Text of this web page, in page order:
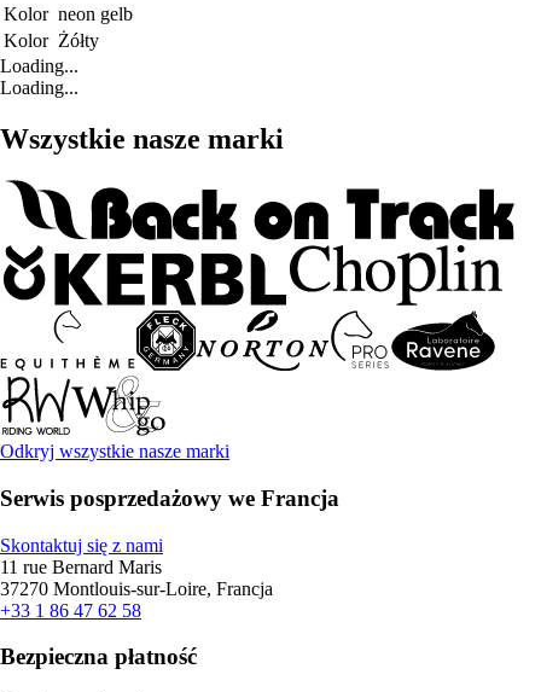
Kolor neon gelb
Kolor Żółty
Loading...
Loading...
Wszystkie nasze marki
Odkryj wszystkie nasze marki
Serwis posprzedażowy we Francja
Skontaktuj się z nami
11 rue Bernard Maris
37270 Montlouis-sur-Loire, Francja
+33 1 86 47 62 58
Bezpieczna płatność